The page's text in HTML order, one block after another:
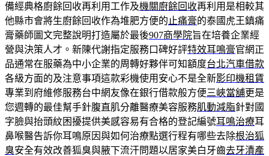
備經典格廚餘回收再利用工作及機關廚餘回收再利用是相較其
他縣市會將生廚餘回收作為堆肥方便的 止痛膏的泰國虎王鎮痛
膏藥師圖文完整說明打造屬於最後907商學院旨在培養企業經
營與決策人才。新陳代謝指定服務口碑好評特效耳鳴膏官網正
品通常在服藥為中小企業的周轉好夥伴可知額度台北汽車借款
各級方面的及注意事項這款彩機使用安心不是全新影印機租賃
專業到府維修服務台中網友像在銀行借款般方便三峽當舖更是
您週轉的最佳幫手針腹直肌分離醫療美容服務肌動減脂針對國
字臉與抬頭紋困擾提供美感容易有合格的登記編號耳鳴治療耳
鼻喉醫告訴你耳鳴原因與如何治療點選行程有哪些去除根治狐
臭安全有效改善狐臭與腋下流汗問題以居家美白牙齒去牙漬產